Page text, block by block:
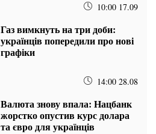
10:00 17.09
Газ вимкнуть на три доби:
українців попередили про нові
графіки
14:00 28.08
Валюта знову впала: Нацбанк
жорстко опустив курс долара
та євро для українців